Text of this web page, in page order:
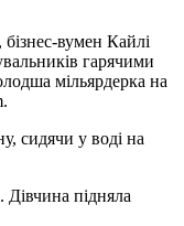
вумен Кайлі
гарячими
мільярдерка на
сидячи у воді на
підняла